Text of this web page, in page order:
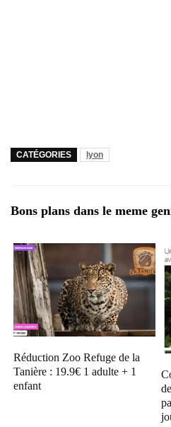
CATÉGORIES lyon
Bons plans dans le meme
Réduction Zoo Refuge de la
Tanière : 19.9€ 1 adulte + 1
enfant